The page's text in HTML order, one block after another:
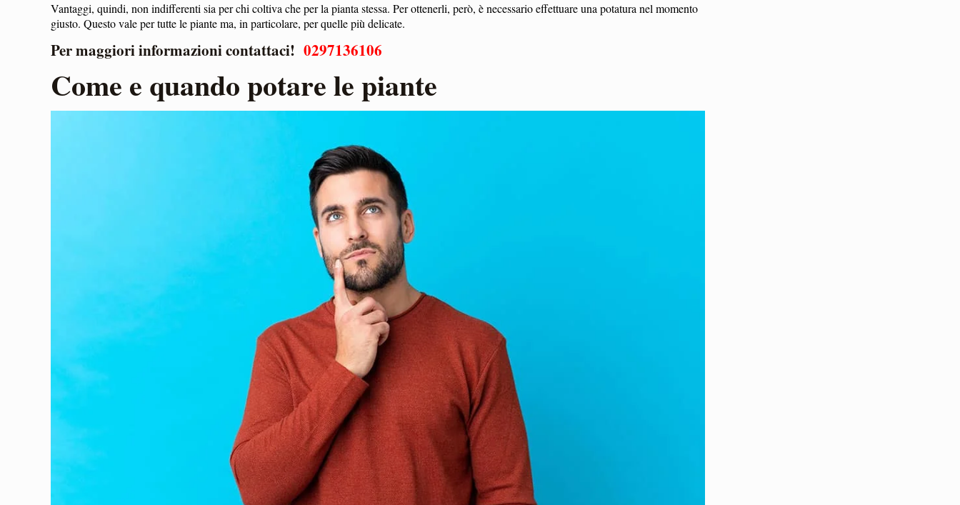
Vantaggi, quindi, non indifferenti sia per chi coltiva che per la pianta stessa. Per ottenerli, però, è necessario effettuare una potatura nel momento
giusto. Questo vale per tutte le piante ma, in particolare, per quelle più delicate.
Per maggiori informazioni contattaci! 0297136106
Come e quando potare le piante